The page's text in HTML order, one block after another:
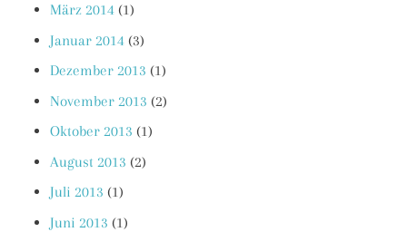
März 2014 (1)
Januar 2014 (3)
Dezember 2013 (1)
November 2013 (2)
Oktober 2013 (1)
August 2013 (2)
Juli 2013 (1)
Juni 2013 (1)